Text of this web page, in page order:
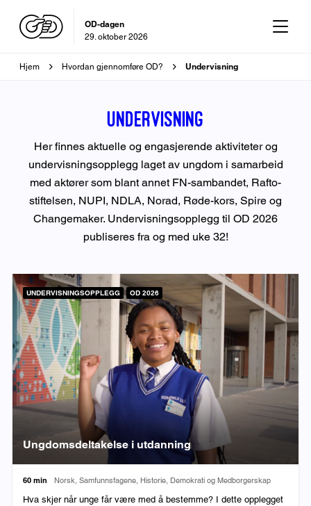
OD-dagen
29. oktober 2026
Brødsmulesti
Hjem Hvordan gjennomføre OD? Undervisning
Undervisning
Her finnes aktuelle og engasjerende aktiviteter og
undervisningsopplegg laget av ungdom i samarbeid
med aktører som blant annet FN-sambandet, Rafto-
stiftelsen, NUPI, NDLA, Norad, Røde-kors, Spire og
Changemaker. Undervisningsopplegg til OD 2026
publiseres fra og med uke 32!
UNDERVISNINGSOPPLEGG OD 2026
Ungdomsdeltakelse i utdanning
Varighet:
60 min Fag:
Norsk, Samfunnsfagene, Historie, Demokrati og Medborgerskap
Hva skjer når unge får være med å bestemme? I dette opplegget